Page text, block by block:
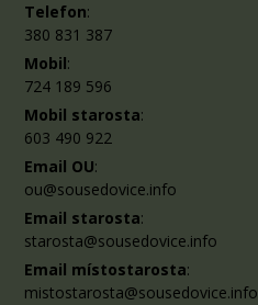
Telefon:
380 831 387
Mobil:
724 189 596
Mobil starosta:
603 490 922
Email OU:
ou@sousedovice.info
Email starosta:
starosta@sousedovice.info
Email místostarosta:
mistostarosta@sousedovice.info